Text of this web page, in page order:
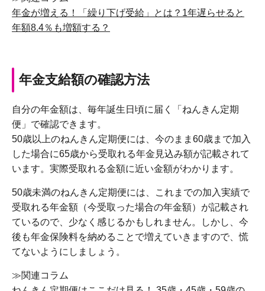
年金が増える！「繰り下げ受給」とは？1年遅らせると
年額8.4％も増額する？
年金支給額の確認方法
自分の年金額は、毎年誕生日頃に届く「ねんきん定期
便」で確認できます。
50歳以上のねんきん定期便には、今のまま60歳まで加入
した場合に65歳から受取れる年金見込み額が記載されて
います。実際受取れる金額に近い金額がわかります。
50歳未満のねんきん定期便には、これまでの加入実績で
受取れる年金額（今受取った場合の年金額）が記載され
ているので、少なく感じるかもしれません。しかし、今
後も年金保険料を納めることで増えていきますので、慌
てないようにしましょう。
≫関連コラム